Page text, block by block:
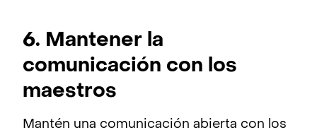
6. Mantener la
comunicación con los
maestros
Mantén una comunicación abierta con los